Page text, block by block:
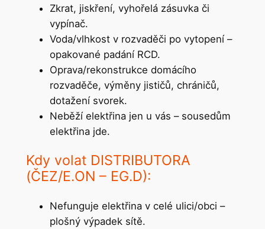
Zkrat, jiskření, vyhořelá zásuvka či
vypínač.
Voda/vlhkost v rozvaděči po vytopení –
opakované padání RCD.
Oprava/rekonstrukce domácího
rozvaděče, výměny jističů, chráničů,
dotažení svorek.
Neběží elektřina jen u vás – sousedům
elektřina jde.
Kdy volat DISTRIBUTORA
(ČEZ/E.ON – EG.D):
Nefunguje elektřina v celé ulici/obci –
plošný výpadek sítě.